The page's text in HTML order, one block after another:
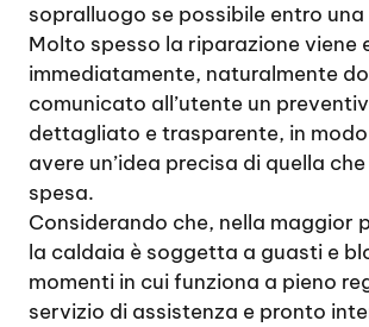
sopralluogo se possibile entro una
Molto spesso la riparazione viene
immediatamente, naturalmente
comunicato all’utente un
dettagliato e trasparente, in
avere un’idea precisa di quella
spesa.
Considerando che, nella maggior
la caldaia è soggetta a guasti e
momenti in cui funziona a pieno
servizio di assistenza e pronto